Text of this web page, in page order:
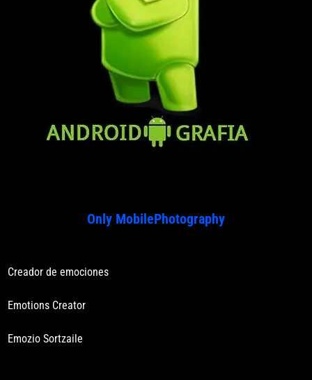
Only MobilePhotography
Creador de emociones
Emotions Creator
Emozio Sortzaile